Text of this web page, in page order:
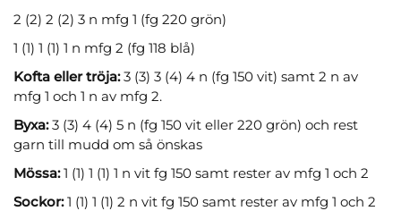
2 (2) 2 (2) 3 n mfg 1 (fg 220 grön)
1 (1) 1 (1) 1 n mfg 2 (fg 118 blå)
Kofta eller tröja:3 (3) 3 (4) 4 n (fg 150 vit) samt 2 n av
mfg 1 och 1 n av mfg 2.
Byxa:3 (3) 4 (4) 5 n (fg 150 vit eller 220 grön) och rest
garn till mudd om så önskas
Mössa:1 (1) 1 (1) 1 n vit fg 150 samt rester av mfg 1 och 2
Sockor:1 (1) 1 (1) 2 n vit fg 150 samt rester av mfg 1 och 2